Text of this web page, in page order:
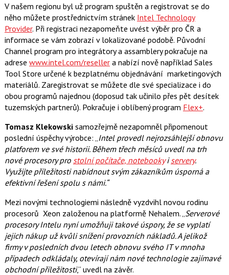
V našem regionu byl už program spuštěn a registrovat se do
něho můžete prostřednictvím stránek Intel Technology
Provider. Při registraci nezapomeňte uvést výběr pro ČR a
informace se vám zobrazí v lokalizované podobě. Původní
Channel program pro integrátory a assamblery pokračuje na
adrese www.intel.com/resellera nabízí nově například Sales
Tool Store určené k bezplatnému objednávání marketingových
materiálů. Zaregistrovat se můžete dle své specializace i do
obou programů najednou (doposud tak učinilo přes pět desítek
tuzemských partnerů). Pokračuje i oblíbený program Flex+.
Tomasz Klekowski samozřejmě nezapomněl připomenout
poslední úspěchy výrobce: „ Intel provedl nejrozsáhlejší obnovu
platforem ve své historii. Během třech měsíců uvedl na trh
nové procesory pro stolní počítače, notebookyiservery.
Využijte příležitosti nabídnout svým zákazníkům úsporná a
efektivní řešení spolu s námi.“
Mezi novými technologiemi následně vyzdvihl novou rodinu
procesorů Xeon založenou na platformě Nehalem. „ Serverové
procesory Intelu nyní umožňuji takové úspory, že se vyplatí
jejich nákup už kvůli snížení provozních nákladů. A jelikož
firmy v posledních dvou letech obnovu svého IT v mnoha
případech odkládaly, otevírají nám nové technologie zajímavé
obchodní příležitosti,“ uvedl na závěr.